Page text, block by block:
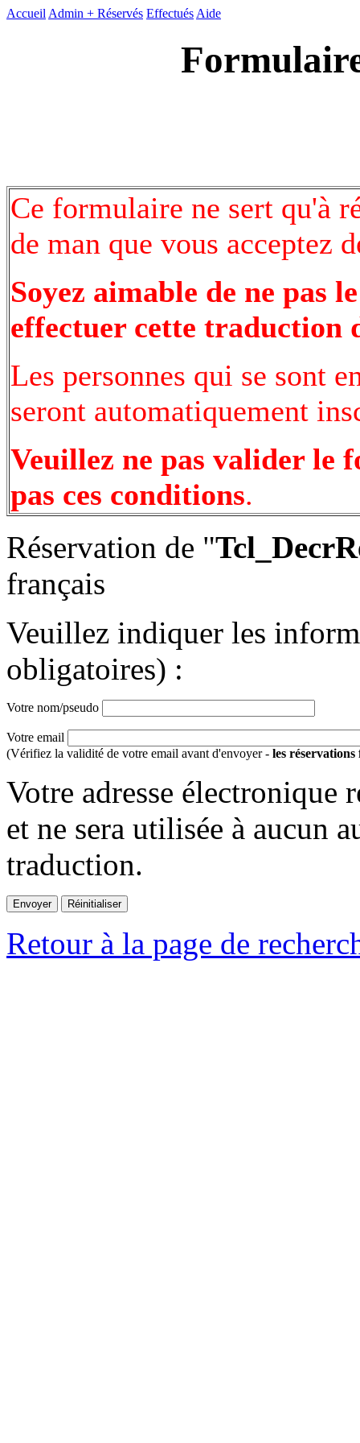
Accueil Admin + Réservés Effectués Aide
Ce formulaire ne sert qu'à
de man que vous acceptez
Soyez aimable de ne pas
effectuer cette traduction
Les personnes qui se sont
seront automatiquement
Veuillez ne pas valider le
pas ces conditions.
Réservation de "
français
Veuillez indiquer les
obligatoires) :
Votre nom/pseudo
Votre email
(Vérifiez la validité de votre email avant d'envoyer - les réservations
Votre adresse électronique
et ne sera utilisée à aucun
traduction.
Retour à la page de